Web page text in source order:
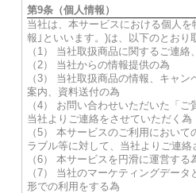
第9条（個人情報）
当社は、本サービスにおける個人
報｣といいます。)は、以下のとおり
（1） 当社取扱商品に関するご連
（2） 当社からの情報提供の為
（3） 当社取扱商品の情報、キャ
案内、資料送付の為
（4） お問い合わせいただいた「ご
当社よりご連絡をさせていただく為
（5） 本サービスのご利用におい
ラブル等に対して、当社よりご連絡
（6） 本サービスを円滑に運営す
（7） 当社のマーケティングデー
形での利用をする為